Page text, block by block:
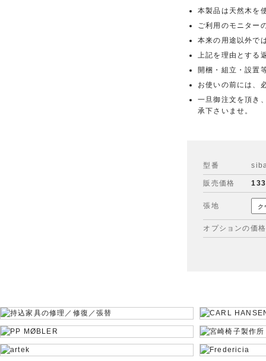
本製品は天然木を
ご利用のモニター
本来の用途以外で
上記を理由とする
開梱・組立・設置
お使いの前には、
一旦御注文を頂き
承下さいませ。
型番
販売価格
張地
オプションの価